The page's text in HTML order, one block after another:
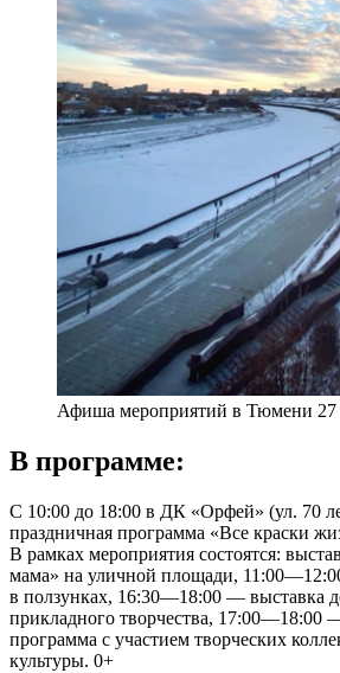
Афиша мероприятий в Тюмени 27
В программе:
С 10:00 до 18:00 в ДК «Орфей» (ул. 70
праздничная программа «Все краски
В рамках мероприятия состоятся:
мама» на уличной площади,
в ползунках, 16:30—18:00 — выставка
прикладного творчества, 17:00—18:00
программа с участием творческих
культуры. 0+